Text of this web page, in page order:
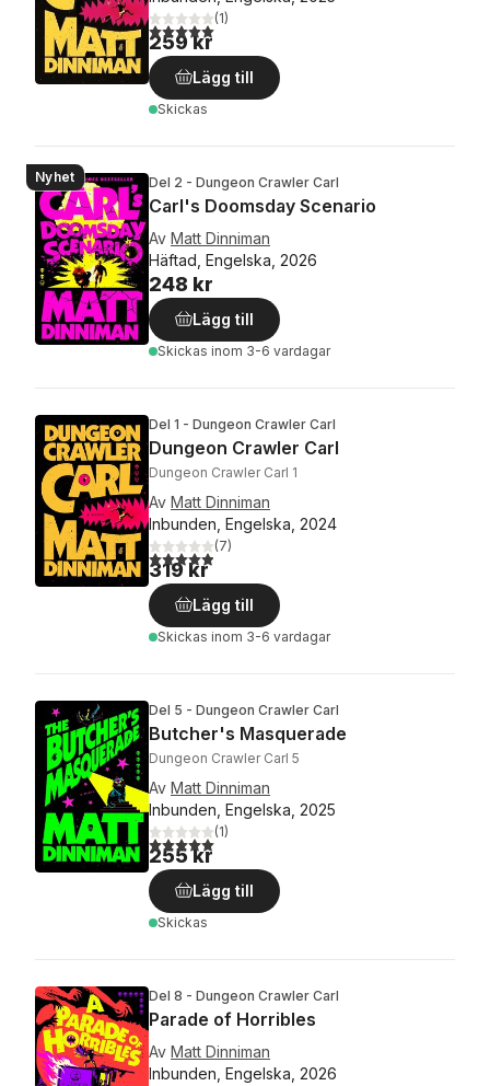
5,0utav 5 stjärnor. Totalt antal röster:
(1)
259 kr
Lägg till
Skickas
Nyhet Del 2 - Dungeon Crawler Carl
Carl's Doomsday Scenario
Av Matt Dinniman
Häftad, Engelska, 2026
248 kr
Lägg till
Skickas inom 3-6 vardagar
Del 1 - Dungeon Crawler Carl
Dungeon Crawler Carl
Dungeon Crawler Carl 1
Av Matt Dinniman
Inbunden, Engelska, 2024
4,9utav 5 stjärnor. Totalt antal röster:
(7)
319 kr
Lägg till
Skickas inom 3-6 vardagar
Del 5 - Dungeon Crawler Carl
Butcher's Masquerade
Dungeon Crawler Carl 5
Av Matt Dinniman
Inbunden, Engelska, 2025
5,0utav 5 stjärnor. Totalt antal röster:
(1)
255 kr
Lägg till
Skickas
Del 8 - Dungeon Crawler Carl
Parade of Horribles
Av Matt Dinniman
Inbunden, Engelska, 2026